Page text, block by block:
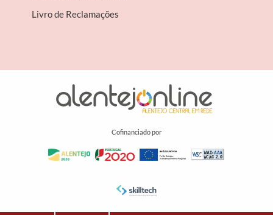
Livro de Reclamações
Cofinanciado por